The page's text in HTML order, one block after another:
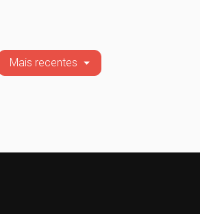
Mais recentes